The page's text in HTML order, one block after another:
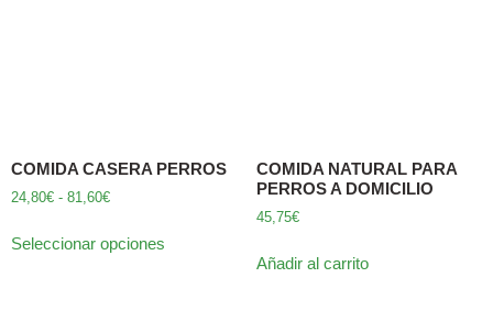
COMIDA CASERA PERROS
24,80€ - 81,60€
Seleccionar opciones
COMIDA NATURAL PARA
PERROS A DOMICILIO
45,75€
Añadir al carrito